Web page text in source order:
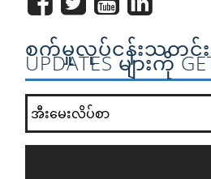
စက်မှုလုပ်ငန်းသတင်
UPDATES များကို
ကျွန်တော်တို့ရဲ့သတင်းလွှာ